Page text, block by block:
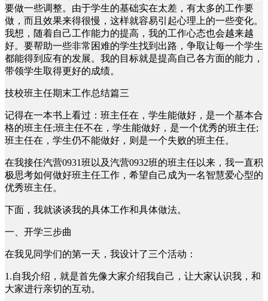
要做一些调整。由于学生的基础实在太差，有太多的工作要
做，而且效果来得很慢，这样就容易引起心理上的一些变化。
我想，随着自己工作能力的提高，我的工作心态也会越来越
好。要帮助一些非常困难的学生找到出路，争取让每一个学生
都能得到应有的发展。我的目标就是提高自己各方面的能力，
带领学生取得更好的成绩。
技校班主任期末工作总结篇三
记得在一本书上看过：班主任在，学生能做好，是一个基本合
格的班主任;班主任不在，学生能做好，是一个优秀的班主任;
班主任在，学生仍不能做好，则是一个失败的班主任。
在我接任汽营0931班以及汽营0932班的班主任以来，我一直积
极思考如何做好班主任工作，希望自己成为一名智慧爱心型的
优秀班主任。
下面，我就谈谈我的具体工作和具体做法。
一、开学三步曲
在我见同学们的第一天，我设计了三个活动：
1.自我介绍，就是首先像大家介绍我自己，让大家认识我，和
大家进行亲切的互动。